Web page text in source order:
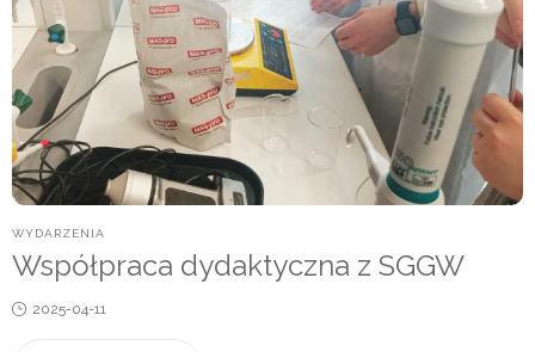
POSTED
WYDARZENIA
Współpraca dydaktyczna z SGGW
Posted
2025-04-11